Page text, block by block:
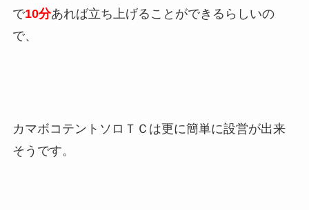
で10分あれば立ち上げることができるらしいの
で、
カマボコテントソロＴＣは更に簡単に設営が出来
そうです。